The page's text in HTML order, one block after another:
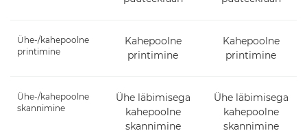
Ühe-/kahepoolne
printimine
Kahepoolne
printimine
Kahepoolne
printimine
Ühe-/kahepoolne
skannimine
Ühe läbimisega
kahepoolne
skannimine
Ühe läbimisega
kahepoolne
skannimine